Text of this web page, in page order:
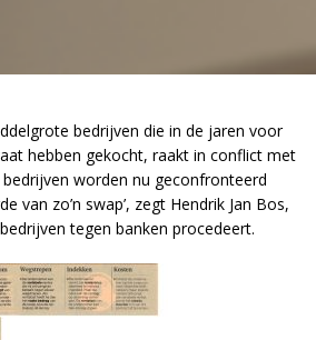
bedrijven die in de jaren voor
hebben gekocht, raakt in conflict met
bedrijven worden nu geconfronteerd
van zo’n swap’, zegt Hendrik Jan Bos,
tegen banken procedeert.